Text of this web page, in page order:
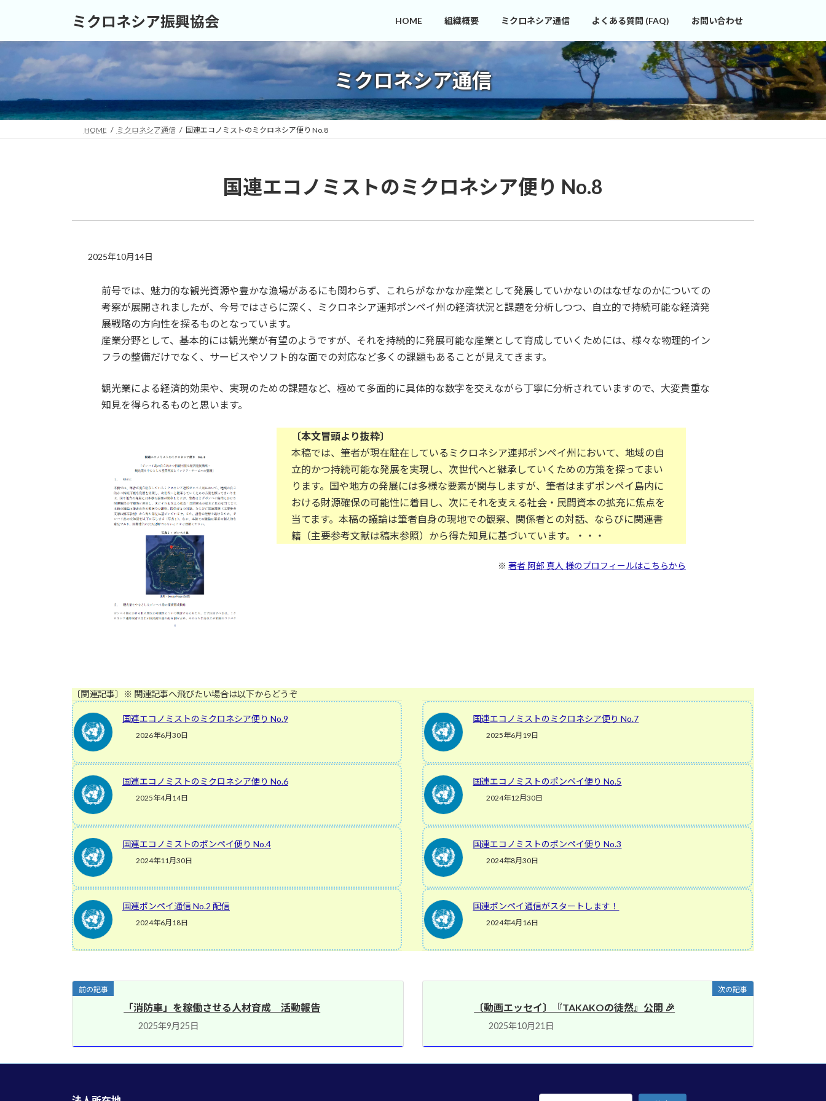
へ
キ
ョ
に
ミクロネシア振興協会 HOME 組織概要 ミクロネシア通信 よくある質問 (FAQ) お問い合わせ
ミクロネシア通信
HOME ミクロネシア通信 国連エコノミストのミクロネシア便り No.8
国連エコノミストのミクロネシア便り No.8
2025年10月14日
前号では、魅力的な観光資源や豊かな漁場があるにも関わらず、これらがなかなか産業として発展していかないのはなぜなのかについての
考察が展開されましたが、今号ではさらに深く、ミクロネシア連邦ポンペイ州の経済状況と課題を分析しつつ、自立的で持続可能な経済発
展戦略の方向性を探るものとなっています。
産業分野として、基本的には観光業が有望のようですが、それを持続的に発展可能な産業として育成していくためには、様々な物理的イン
フラの整備だけでなく、サービスやソフト的な面での対応など多くの課題もあることが見えてきます。
観光業による経済的効果や、実現のための課題など、極めて多面的に具体的な数字を交えながら丁寧に分析されていますので、大変貴重な
知見を得られるものと思います。
〔本文冒頭より抜粋〕
本稿では、筆者が現在駐在しているミクロネシア連邦ポンペイ州において、地域の自
立的かつ持続可能な発展を実現し、次世代へと継承していくための方策を探ってまい
ります。国や地方の発展には多様な要素が関与しますが、筆者はまずポンペイ島内に
おける財源確保の可能性に着目し、次にそれを支える社会・民間資本の拡充に焦点を
当てます。本稿の議論は筆者自身の現地での観察、関係者との対話、ならびに関連書
籍（主要参考文献は稿末参照）から得た知見に基づいています。・・・
※ 著者 阿部 真人 様のプロフィールはこちらから
〔関連記事〕※ 関連記事へ飛びたい場合は以下からどうぞ
国連エコノミストのミクロネシア便り No.9
2026年6月30日
国連エコノミストのミクロネシア便り No.7
2025年6月19日
国連エコノミストのミクロネシア便り No.6
2025年4月14日
国連エコノミストのポンペイ便り No.5
2024年12月30日
国連エコノミストのポンペイ便り No.4
2024年11月30日
国連エコノミストのポンペイ便り No.3
2024年8月30日
国連ポンペイ通信 No.2 配信
2024年6月18日
国連ポンペイ通信がスタートします！
2024年4月16日
前の記事
「消防車」を稼働させる人材育成 活動報告
2025年9月25日
次の記事
〔動画エッセイ〕『TAKAKOの徒然』公開 🎉
2025年10月21日